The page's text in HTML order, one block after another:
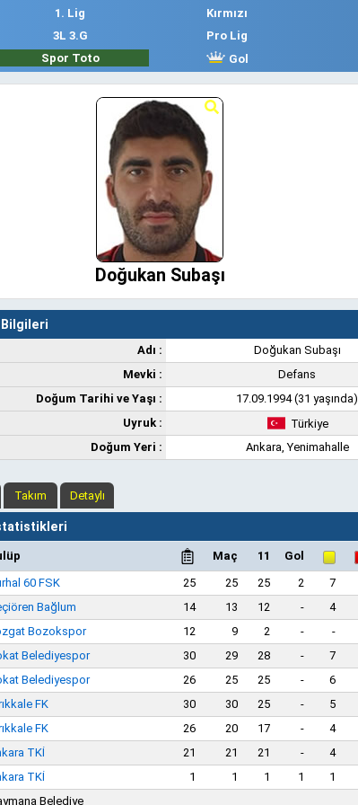
1. Lig Kırmızı
3L 3.G Pro Lig
Spor Toto Gol
Doğukan Subaşı
Adı :
Doğukan Subaşı
Mevki :
Defans
Doğum Tarihi ve Yaşı :
17.09.1994 (31 yaşında)
Uyruk :
Türkiye
Doğum Yeri :
Ankara, Yenimahalle
Takım Detaylı
Maç 11 Gol
60 FSK 25 25 25 2 7
Bağlum 14 13 12 - 4
Bozokspor 12 9 2 - -
Belediyespor 30 29 28 - 7
Belediyespor 26 25 25 - 6
FK 30 30 25 - 5
FK 26 20 17 - 4
TKİ 21 21 21 - 4
TKİ 1 1 1 1 1
Belediye